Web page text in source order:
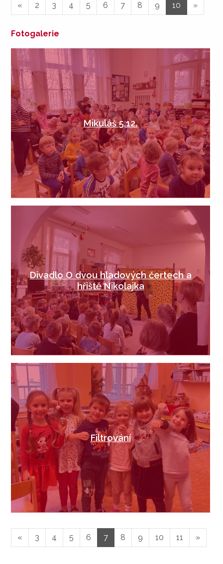
« 2 3 4 5 6 7 8 9 10 »
Fotogalerie
Mikuláš 5.12.
Divadlo O dvou hladových čertech a
hřiště Nikolajka
Filtrování
« 3 4 5 6 7 8 9 10 11 »